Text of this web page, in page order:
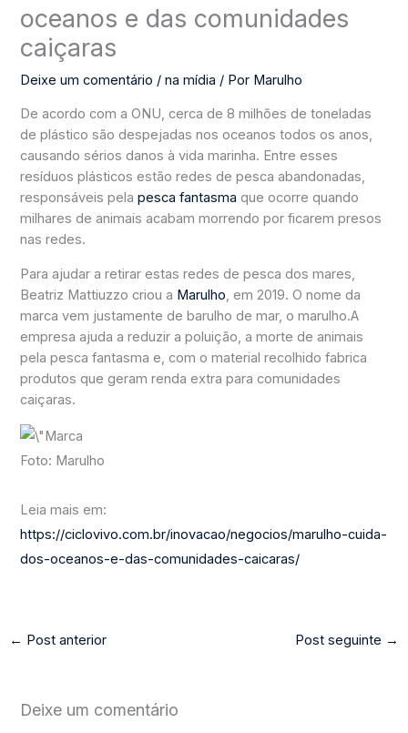
oceanos e das comunidades
caiçaras
Deixe um comentário /na mídia / Por Marulho
De acordo com a ONU, cerca de 8 milhões de toneladas
de plástico são despejadas nos oceanos todos os anos,
causando sérios danos à vida marinha. Entre esses
resíduos plásticos estão redes de pesca abandonadas,
responsáveis pelapesca fantasma que ocorre quando
milhares de animais acabam morrendo por ficarem presos
nas redes.
Para ajudar a retirar estas redes de pesca dos mares,
Beatriz Mattiuzzo criou a Marulho , em 2019. O nome da
marca vem justamente de barulho de mar, o marulho.A
empresa ajuda a reduzir a poluição, a morte de animais
pela pesca fantasma e, com o material recolhido fabrica
produtos que geram renda extra para comunidades
caiçaras.
Foto: Marulho
Leia mais em:
https://ciclovivo.com.br/inovacao/negocios/marulho-cuida-
dos-oceanos-e-das-comunidades-caicaras/
← Post anterior Post seguinte →
Deixe um comentário